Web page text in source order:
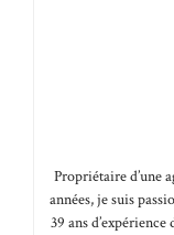
Propriétaire d’une
années, je suis
39 ans